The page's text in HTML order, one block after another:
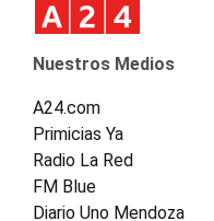
Nuestros Medios
A24.com
Primicias Ya
Radio La Red
FM Blue
Diario Uno Mendoza